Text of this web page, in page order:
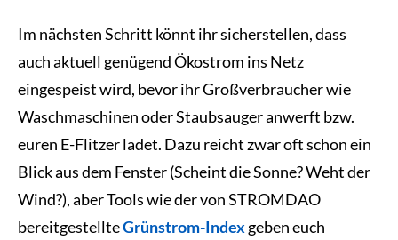
Im nächsten Schritt könnt ihr sicherstellen, dass
auch aktuell genügend Ökostrom ins Netz
eingespeist wird, bevor ihr Großverbraucher wie
Waschmaschinen oder Staubsauger anwerft bzw.
euren E-Flitzer ladet. Dazu reicht zwar oft schon ein
Blick aus dem Fenster (Scheint die Sonne? Weht der
Wind?), aber Tools wie der von STROMDAO
bereitgestellteGrünstrom-Indexgeben euch